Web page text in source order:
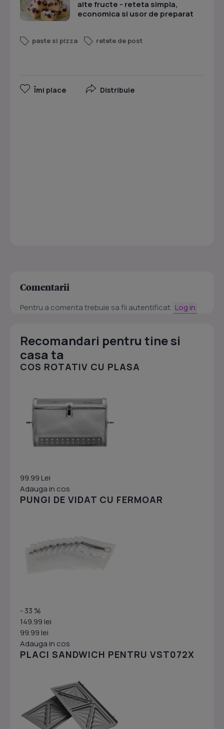
alte fructe - reteta simpla,
economica si usor de preparat
paste si pizza retete de post
Îmi place Distribuie
Comentarii
Pentru a comenta trebuie sa fii autentificat. Log in
Recomandari pentru tine si
casa ta
COS ROTATIV CU PLASA
99.99 Lei
Adauga in cos
PUNGI DE VIDAT CU FERMOAR
- 33 %
149.99 lei
99.99 lei
Adauga in cos
PLACI SANDWICH PENTRU VST072X